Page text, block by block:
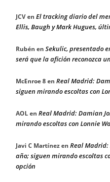
JCVen El tracking diario del
Ellis, Baugh y Mark Hugues,
Rubén en Sekulic, presentado
será que la afición reconozca
McEnroe 8en Real Madrid:
siguen mirando escoltas con
AOLen Real Madrid: Damian
mirando escoltas con Lonnie
Javi C Martínezen Real Madrid:
año; siguen mirando escoltas
opción